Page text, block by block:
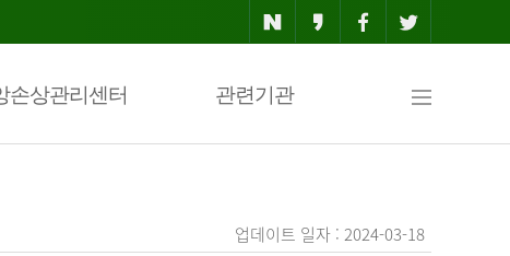
손상관리센터 관련기관
업데이트 일자 : 2024-03-18